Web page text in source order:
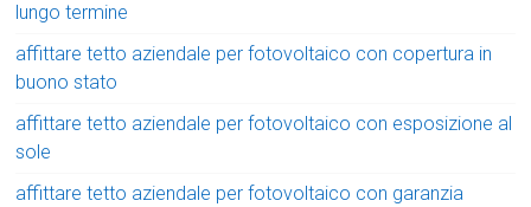
lungo termine
affittare tetto aziendale per fotovoltaico con copertura in
buono stato
affittare tetto aziendale per fotovoltaico con esposizione al
sole
affittare tetto aziendale per fotovoltaico con garanzia